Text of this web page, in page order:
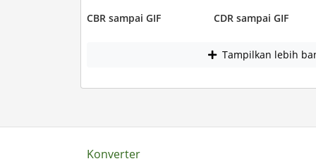
CBR sampai GIF CDR sampai GIF
Tampilkan lebih
Konverter